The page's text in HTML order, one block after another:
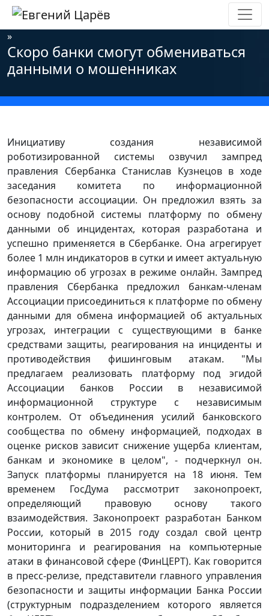
Главная»Новости»Информационная безопасность
»
Скоро банки смогут обмениваться
данными о мошенниках
Инициативу создания независимой
роботизированной системы озвучил зампред
правления Сбербанка Станислав Кузнецов в ходе
заседания комитета по информационной
безопасности ассоциации. Он предложил взять за
основу подобной системы платформу по обмену
данными об инцидентах, которая разработана и
успешно применяется в Сбербанке. Она агрегирует
более 1 млн индикаторов в сутки и имеет актуальную
информацию об угрозах в режиме онлайн. Зампред
правления Сбербанка предложил банкам-членам
Ассоциации присоединиться к платформе по обмену
данными для обмена информацией об актуальных
угрозах, интеграции с существующими в банке
средствами защиты, реагирования на инциденты и
противодействия фишинговым атакам. "Мы
предлагаем реализовать платформу под эгидой
Ассоциации банков России в независимой
информационной структуре с независимым
контролем. От объединения усилий банковского
сообщества по обмену информацией, подходах в
оценке рисков зависит снижение ущерба клиентам,
банкам и экономике в целом", - подчеркнул он.
Запуск платформы планируется на 18 июня. Тем
временем ГосДума рассмотрит законопроект,
определяющий правовую основу такого
взаимодействия. Законопроект разработан Банком
России, который в 2015 году создал свой центр
мониторинга и реагирования на компьютерные
атаки в финансовой сфере (ФинЦЕРТ). Как говорится
в пресс-релизе, представители главного управления
безопасности и защиты информации Банка России
(структурным подразделением которого является